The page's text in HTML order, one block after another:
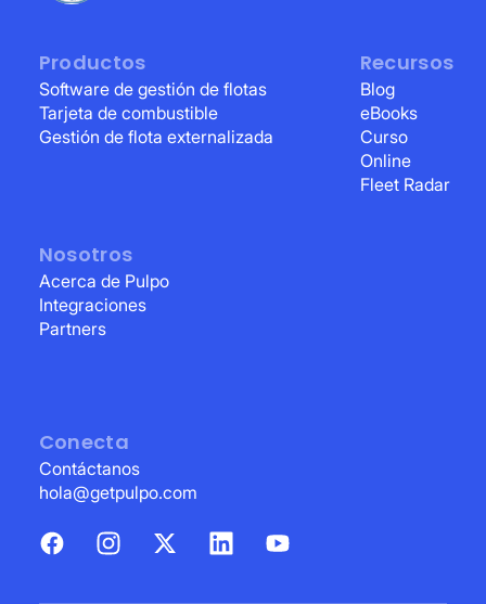
Productos
Software de gestión de flotas
Tarjeta de combustible
Gestión de flota externalizada
Recursos
Blog
eBooks
Curso
Online
Fleet Radar
Conecta
Contáctanos
hola@getpulpo.com
Nosotros
Acerca de Pulpo
Integraciones
Partners